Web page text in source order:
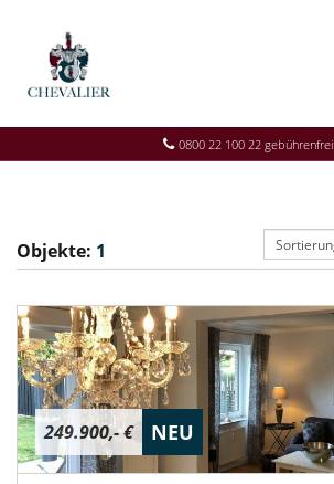
0800 22 100 22 gebührenfrei
Objekte: 1
249.900,- € NEU